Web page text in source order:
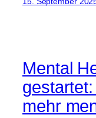
Mental
mehr